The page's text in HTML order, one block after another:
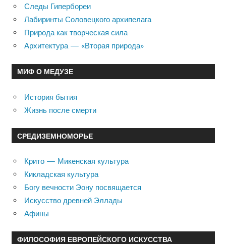
Следы Гипербореи
Лабиринты Соловецкого архипелага
Природа как творческая сила
Архитектура — «Вторая природа»
МИФ О МЕДУЗЕ
История бытия
Жизнь после смерти
СРЕДИЗЕМНОМОРЬЕ
Крито — Микенская культура
Кикладская культура
Богу вечности Эону посвящается
Искусство древней Эллады
Афины
ФИЛОСОФИЯ ЕВРОПЕЙСКОГО ИСКУССТВА